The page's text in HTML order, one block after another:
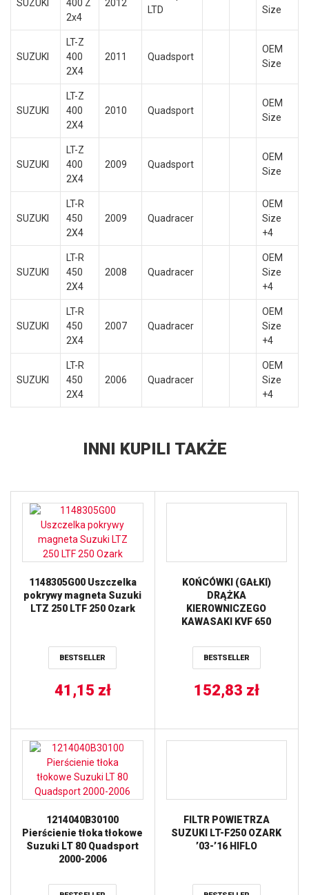
SUZUKI
400 Z
2x4
2012
LTD
Size
SUZUKI
LT-Z
400
2X4
2011 Quadsport
OEM
Size
SUZUKI
LT-Z
400
2X4
2010 Quadsport
OEM
Size
SUZUKI
LT-Z
400
2X4
2009 Quadsport
OEM
Size
SUZUKI
LT-R
450
2X4
2009 Quadracer
OEM
Size
+4
SUZUKI
LT-R
450
2X4
2008 Quadracer
OEM
Size
+4
SUZUKI
LT-R
450
2X4
2007 Quadracer
OEM
Size
+4
SUZUKI
LT-R
450
2X4
2006 Quadracer
OEM
Size
+4
INNI KUPILI TAKŻE
1148305G00 Uszczelka
pokrywy magneta Suzuki
LTZ 250 LTF 250 Ozark
BESTSELLER
41,15 zł
KOŃCÓWKI (GAŁKI)
DRĄŻKA
KIEROWNICZEGO
KAWASAKI KVF 650
SUZUKI LTV 700F TWIN
PEAKS ’04-’06 (51-1023)
BESTSELLER
152,83 zł
1214040B30100
Pierścienie tłoka tłokowe
Suzuki LT 80 Quadsport
2000-2006
FILTR POWIETRZA
SUZUKI LT-F250 OZARK
’03-’16 HIFLO